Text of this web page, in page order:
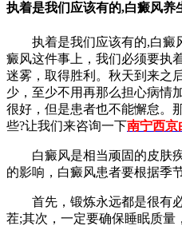
执着是我们应该有的,白癜风养
执着是我们应该有的,白癜
癜风这件事上，我们必须要执
迷雾，取得胜利。秋天到来之
少，至少不用再那么担心病情
很好，但是患者也不能懈怠。
些?让我们来咨询一下南宁西京
白癜风是相当顽固的皮肤疾
的影响，白癜风患者要根据季
首先，锻炼永远都是很有必
茬;其次，一定要确保睡眠质量